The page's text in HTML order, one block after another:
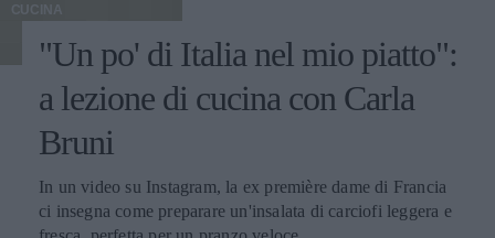
CUCINA
"Un po' di Italia nel mio piatto":
a lezione di cucina con Carla
Bruni
In un video su Instagram, la ex première dame di Francia
ci insegna come preparare un'insalata di carciofi leggera e